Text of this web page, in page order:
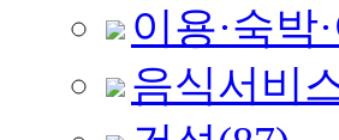
이용·숙박
음식서비